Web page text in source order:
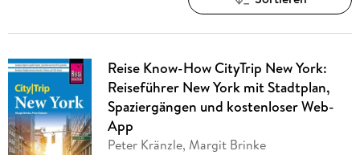
Reise Know-How CityTrip New York:
Reiseführer New York mit Stadtplan,
Spaziergängen und kostenloser Web-
App
Peter Kränzle, Margit Brinke